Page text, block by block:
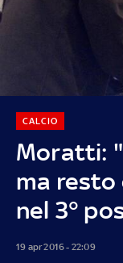
Moratti:
ma resto
nel 3°
CALCIO
19 apr 2016 - 22:09